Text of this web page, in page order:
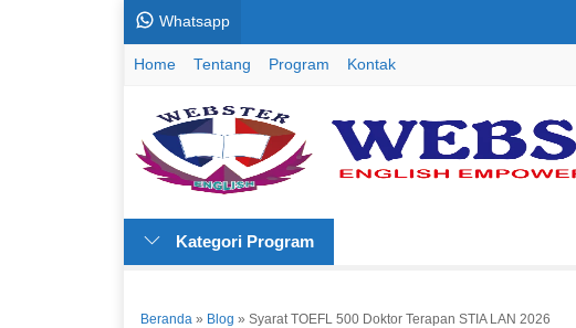
Whatsapp
Home Tentang Program Kontak
Kategori Program
Beranda » Blog » Syarat TOEFL 500 Doktor Terapan STIA LAN 2026